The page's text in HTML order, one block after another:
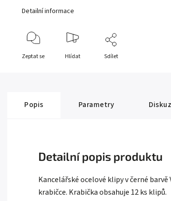
Detailní informace
Zeptat se Hlídat Sdílet
Popis Parametry
Detailní popis produktu
Kancelářské ocelové klipy v černé
krabičce. Krabička obsahuje 12 ks klipů.